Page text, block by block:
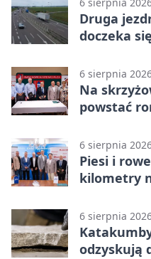
6 sierpnia
Druga
doczeka
6 sierpnia
Na
powstać
6 sierpnia
Piesi i
kilometry
6 sierpnia
odzyskują